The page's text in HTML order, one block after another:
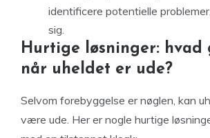
identificere potentielle
sig.
Hurtige løsninger: hvad
når uheldet er ude?
Selvom forebyggelse er nøglen, kan
være ude. Her er nogle hurtige